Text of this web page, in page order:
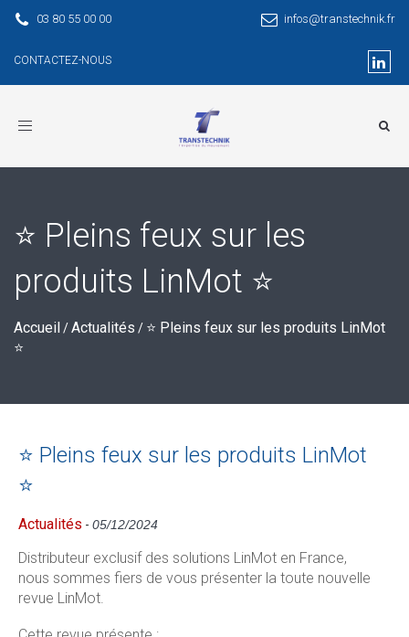
03 80 55 00 00 infos@transtechnik.fr
CONTACTEZ-NOUS
Toggle
⭐ Pleins feux sur les
produits LinMot ⭐
Accueil/Actualités / ⭐ Pleins feux sur les produits LinMot
⭐
⭐ Pleins feux sur les produits LinMot
⭐
Actualités - 05/12/2024
Distributeur exclusif des solutions LinMot en France,
nous sommes fiers de vous présenter la toute nouvelle
revue LinMot.